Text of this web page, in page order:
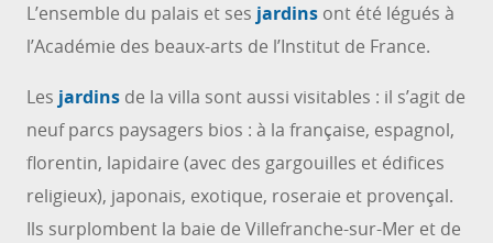
L’ensemble du palais et ses jardins ont été légués à
l’Académie des beaux-arts de l’Institut de France.
Les jardins de la villa sont aussi visitables : il s’agit de
neuf parcs paysagers bios : à la française, espagnol,
florentin, lapidaire (avec des gargouilles et édifices
religieux), japonais, exotique, roseraie et provençal.
Ils surplombent la baie de Villefranche-sur-Mer et de